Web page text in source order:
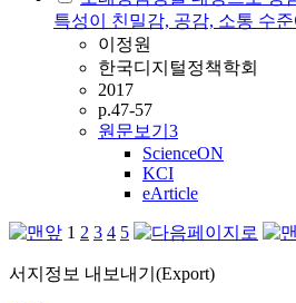
특성이 친밀감, 공감, 소통 수
이정원
한국디지털정책학회
2017
p.47-57
원문보기 3
ScienceON
KCI
eArticle
1 2 3 4 5
서지정보 내보내기(Export)